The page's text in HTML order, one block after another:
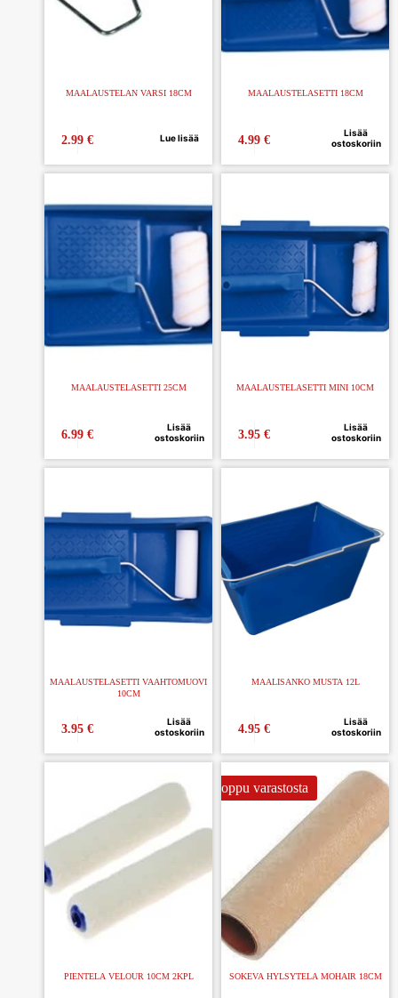
MAALAUSTELAN VARSI 18CM
2.99€ Lue lisää
MAALAUSTELASETTI 18CM
4.99€
Lisää
ostoskoriin
MAALAUSTELASETTI 25CM
6.99€
Lisää
ostoskoriin
MAALAUSTELASETTI MINI 10CM
3.95€
Lisää
ostoskoriin
MAALAUSTELASETTI VAAHTOMUOVI
10CM
3.95€
Lisää
ostoskoriin
MAALISANKO MUSTA 12L
4.95€
Lisää
ostoskoriin
PIENTELA VELOUR 10CM 2KPL
Loppu varastosta
SOKEVA HYLSYTELA MOHAIR 18CM